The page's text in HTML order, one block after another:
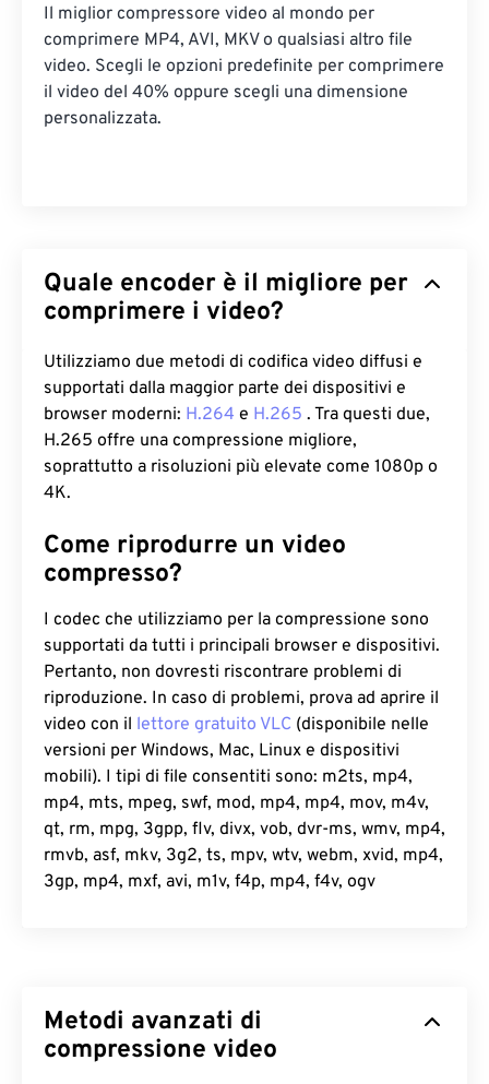
Il miglior compressore video al mondo per
comprimere MP4, AVI, MKV o qualsiasi altro file
video. Scegli le opzioni predefinite per comprimere
il video del 40% oppure scegli una dimensione
personalizzata.
Quale encoder è il migliore per
comprimere i video?
Utilizziamo due metodi di codifica video diffusi e
supportati dalla maggior parte dei dispositivi e
browser moderni: H.264 e H.265 . Tra questi due,
H.265 offre una compressione migliore,
soprattutto a risoluzioni più elevate come 1080p o
4K.
Come riprodurre un video
compresso?
I codec che utilizziamo per la compressione sono
supportati da tutti i principali browser e dispositivi.
Pertanto, non dovresti riscontrare problemi di
riproduzione. In caso di problemi, prova ad aprire il
video con il lettore gratuito VLC (disponibile nelle
versioni per Windows, Mac, Linux e dispositivi
mobili). I tipi di file consentiti sono: m2ts, mp4,
mp4, mts, mpeg, swf, mod, mp4, mp4, mov, m4v,
qt, rm, mpg, 3gpp, flv, divx, vob, dvr-ms, wmv, mp4,
rmvb, asf, mkv, 3g2, ts, mpv, wtv, webm, xvid, mp4,
3gp, mp4, mxf, avi, m1v, f4p, mp4, f4v, ogv
Metodi avanzati di
compressione video